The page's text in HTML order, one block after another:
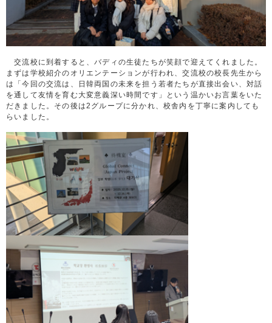
交流校に到着すると、バディの生徒たちが笑顔で迎えてくれました。
まずは学校紹介のオリエンテーションが行われ、交流校の校長先生から
は「今回の交流は、日韓両国の未来を担う若者たちが直接出会い、対話
を通して友情を育む大変意義深い時間です」という温かいお言葉をいた
だきました。その後は2グループに分かれ、校舎内を丁寧に案内しても
らいました。